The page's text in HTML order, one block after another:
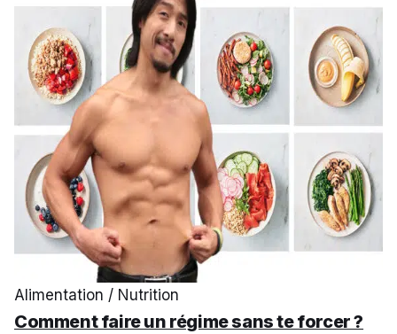
Alimentation / Nutrition
Comment faire un régime sans te forcer ?